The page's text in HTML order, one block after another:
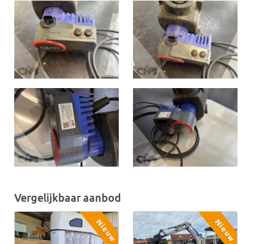
Vergelijkbaar aanbod
Nieuw Nieuw